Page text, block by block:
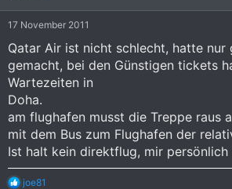
n
17 November 2011
Qatar Air ist nicht schlecht, hatte nur
gemacht, bei den Günstigen tickets
Wartezeiten in
Doha.
am flughafen musst die Treppe raus
mit dem Bus zum Flughafen der
Ist halt kein direktflug, mir persönlich
R
joe81